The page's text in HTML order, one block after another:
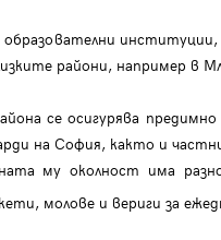
райони, например в
се осигурява
на София, както и
му околност има
молове и вериги за